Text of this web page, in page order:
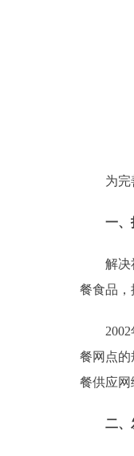
走进北京
为完善
一、
解决社
餐食品，
2002年
餐网点的
餐供应网
二、